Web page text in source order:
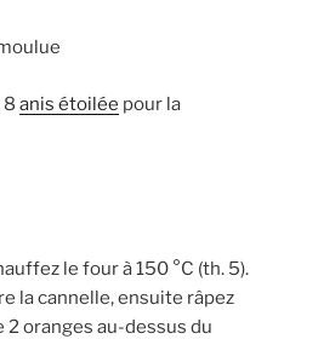
8 anis étoilée pour la
le four à 150 °C (th. 5).
la cannelle, ensuite râpez
oranges au-dessus du